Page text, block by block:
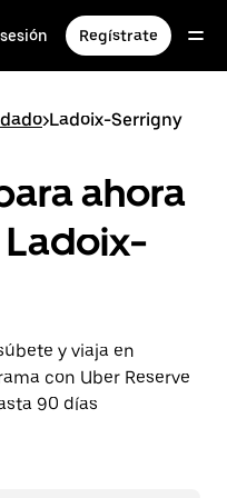
Regístrate
>Ladoix-Serrigny
ahora
Ladoix-
y viaja en
con Uber Reserve
90 días